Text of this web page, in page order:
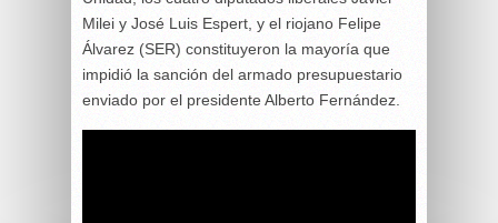
Milei y José Luis Espert, y el riojano Felipe
Álvarez (SER) constituyeron la mayoría que
impidió la sanción del armado presupuestario
enviado por el presidente Alberto Fernández.